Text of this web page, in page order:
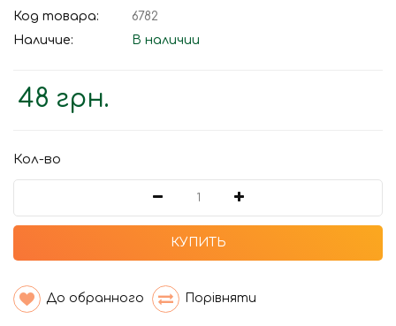
Код товара:
6782
Наличие:
В наличии
48 грн.
Кол-во
КУПИТЬ
До обранного Порівняти